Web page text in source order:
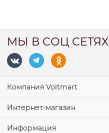
МЫ В СОЦ СЕТЯХ
Компания Voltmart
Интернет-магазин
Информация